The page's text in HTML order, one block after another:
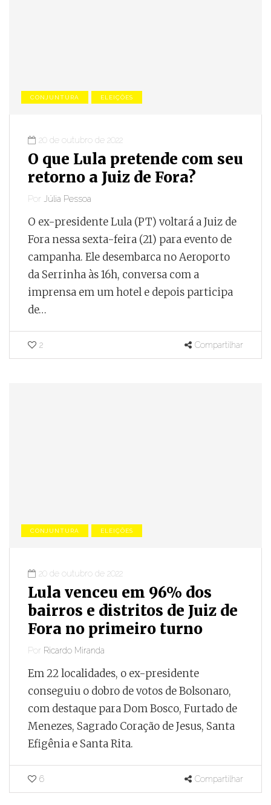
CONJUNTURA ELEIÇÕES
20 de outubro de 2022
O que Lula pretende com seu
retorno a Juiz de Fora?
Por Júlia Pessoa
O ex-presidente Lula (PT) voltará a Juiz de
Fora nessa sexta-feira (21) para evento de
campanha. Ele desembarca no Aeroporto
da Serrinha às 16h, conversa com a
imprensa em um hotel e depois participa
de…
2 Compartilhar
CONJUNTURA ELEIÇÕES
20 de outubro de 2022
Lula venceu em 96% dos
bairros e distritos de Juiz de
Fora no primeiro turno
Por Ricardo Miranda
Em 22 localidades, o ex-presidente
conseguiu o dobro de votos de Bolsonaro,
com destaque para Dom Bosco, Furtado de
Menezes, Sagrado Coração de Jesus, Santa
Efigênia e Santa Rita.
6 Compartilhar